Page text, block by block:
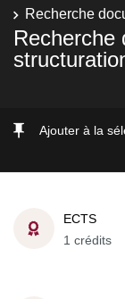
Recherche
Recherche
Ajouter à la
ECTS
1 crédits